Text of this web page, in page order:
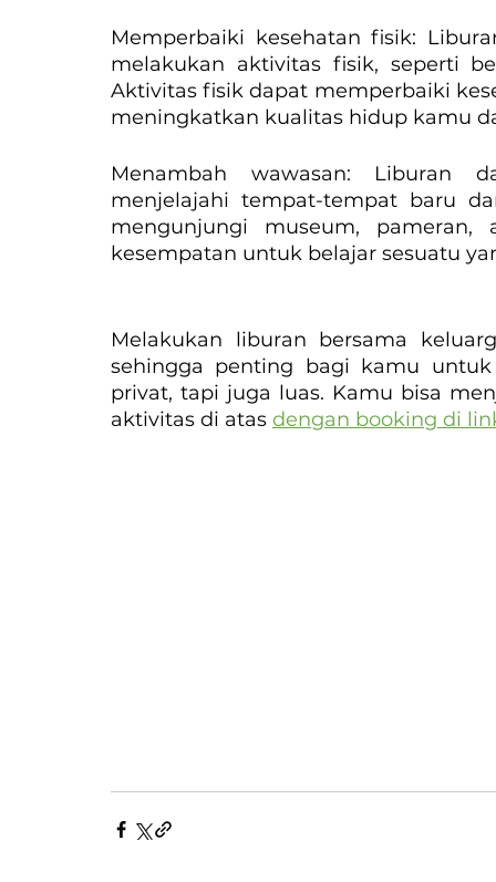
Memperbaiki kesehatan fisik:
melakukan aktivitas fisik, seperti
Aktivitas fisik dapat memperbaiki
meningkatkan kualitas hidup kamu
Menambah wawasan: Liburan
menjelajahi tempat-tempat baru
mengunjungi museum,
kesempatan untuk belajar sesuatu
Melakukan liburan bersama
sehingga penting bagi kamu
privat, tapi juga luas. Kamu bisa
aktivitas di atas dengan booking di